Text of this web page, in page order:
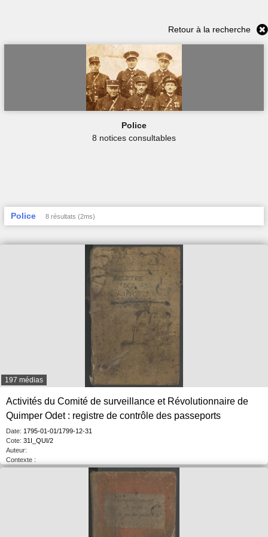
Retour à la recherche
Police
8 notices consultables
Police 8 résultats (2ms)
197 médias
Activités du Comité de surveillance et Révolutionnaire de
Quimper Odet : registre de contrôle des passeports
Date: 1795-01-01/1799-12-31
Cote: 31I_QUI/2
Auteur:
Contexte :